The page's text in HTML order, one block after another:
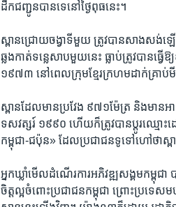
ដឹកជញ្ជូន​បាន​ទេ​នៅ​ថ្ងៃ​ពុធ​នេះ។
ស្ពាន​ជ្រោយ​ចង្វា​ទី​មួយ​ ត្រូវ​បាន​សាងស
ឆ្លង​កាត់​ទន្លេ​សាប​មួយ​នេះ​ ធ្លាប់​ត្រូវ​បាន​ធ្
១៩៧៣​ នៅ​ពេល​ក្រុម​ខ្មែរ​ក្រហម​ដាក់​គ្រាប់​មីន​
ស្ពាន​ដែល​មាន​ប្រវែង ​៩៧១​ម៉ែត្រ​ និង​មា
ទសវត្សរ៍​ ១៩៩០ ហើយ​ក៏​ត្រូវ​បាន​ប្ដូរ​ឈ្មោះ​
កម្ពុជា-ជប៉ុន»​ ដែល​ប្រជាជន​ទូទៅ​ហៅថា​ស្ពា
អ្នក​ឃ្លាំ​មើល​ដំណើរ​ការ​អភិវឌ្ឍ​សង្គម​កម្ពុ
ចិត្ត​ល្អ​ចំពោះ​ប្រជាជន​កម្ពុជា​ ព្រោះ​ប្រទេ